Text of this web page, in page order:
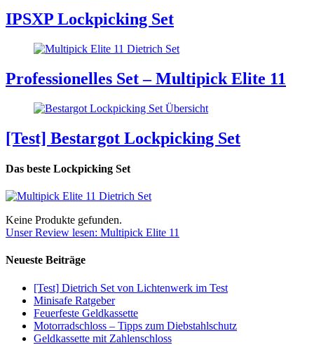
IPSXP Lockpicking Set
Professionelles Set – Multipick Elite 11
[Test] Bestargot Lockpicking Set
Das beste Lockpicking Set
Keine Produkte gefunden.
Unser Review lesen: Multipick Elite 11
Neueste Beiträge
[Test] Dietrich Set von Lichtenwerk im Test
Minisafe Ratgeber
Feuerfeste Geldkassette
Motorradschloss – Tipps zum Diebstahlschutz
Geldkassette mit Zahlenschloss